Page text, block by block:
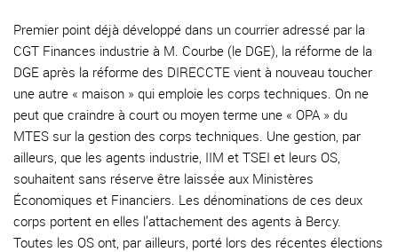
Premier point déjà développé dans un courrier adressé par la
CGT Finances industrie à M. Courbe (le DGE), la réforme de la
DGE après la réforme des DIRECCTE vient à nouveau toucher
une autre « maison » qui emploie les corps techniques. On ne
peut que craindre à court ou moyen terme une « OPA » du
MTES sur la gestion des corps techniques. Une gestion, par
ailleurs, que les agents industrie, IIM et TSEI et leurs OS,
souhaitent sans réserve être laissée aux Ministères
Économiques et Financiers. Les dénominations de ces deux
corps portent en elles l’attachement des agents à Bercy.
Toutes les OS ont, par ailleurs, porté lors des récentes élections